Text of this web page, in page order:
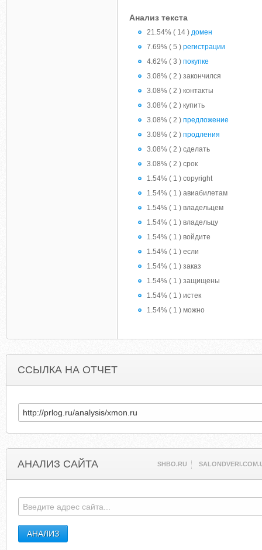
Анализ текста
21.54% ( 14 ) домен
7.69% ( 5 ) регистрации
4.62% ( 3 ) покупке
3.08% ( 2 ) закончился
3.08% ( 2 ) контакты
3.08% ( 2 ) купить
3.08% ( 2 ) предложение
3.08% ( 2 ) продления
3.08% ( 2 ) сделать
3.08% ( 2 ) срок
1.54% ( 1 ) copyright
1.54% ( 1 ) авиабилетам
1.54% ( 1 ) владельцем
1.54% ( 1 ) владельцу
1.54% ( 1 ) войдите
1.54% ( 1 ) если
1.54% ( 1 ) заказ
1.54% ( 1 ) защищены
1.54% ( 1 ) истек
1.54% ( 1 ) можно
ССЫЛКА НА ОТЧЕТ
АНАЛИЗ САЙТА SHBO.RU